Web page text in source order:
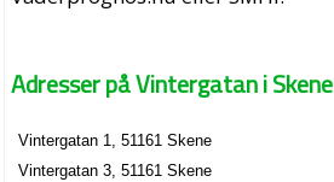
Adresser på Vintergatan i Skene
Vintergatan 1, 51161 Skene
Vintergatan 3, 51161 Skene